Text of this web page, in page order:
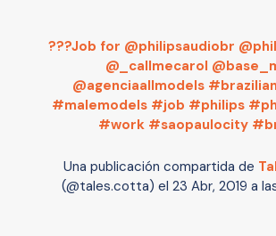
???Job for @philipsaudiobr
@_callmecarol
@agenciaallmodels
#malemodels #job #philips
#work #saopaulocity
Una publicación compartida de
(@tales.cotta) el 23 Abr, 2019 a